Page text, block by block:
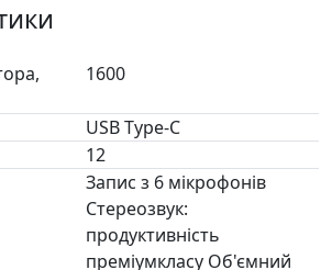
1600
USB Type-C
12
Запис з 6 мікрофонів
Стереозвук:
продуктивність
преміумкласу Об'ємний